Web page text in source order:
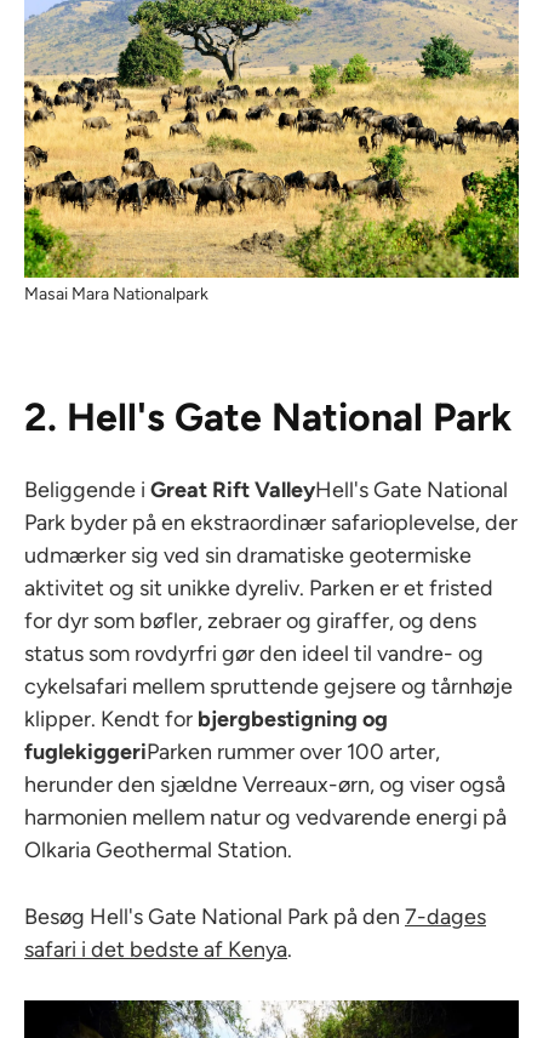
Masai Mara Nationalpark
2. Hell's Gate National Park
Beliggende i Great Rift ValleyHell's Gate National
Park byder på en ekstraordinær safarioplevelse, der
udmærker sig ved sin dramatiske geotermiske
aktivitet og sit unikke dyreliv. Parken er et fristed
for dyr som bøfler, zebraer og giraffer, og dens
status som rovdyrfri gør den ideel til vandre- og
cykelsafari mellem spruttende gejsere og tårnhøje
klipper. Kendt for bjergbestigning og
fuglekiggeriParken rummer over 100 arter,
herunder den sjældne Verreaux-ørn, og viser også
harmonien mellem natur og vedvarende energi på
Olkaria Geothermal Station.
Besøg Hell's Gate National Park på den 7-dages
safari i det bedste af Kenya.